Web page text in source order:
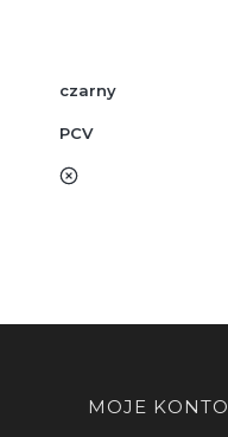
czarny
PCV
nie
MOJE KONTO